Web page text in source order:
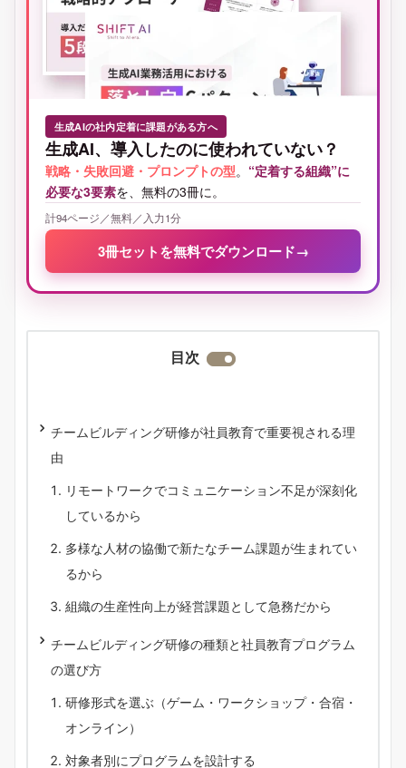
生成AIの社内定着に課題がある方へ
生成AI、導入したのに使われていない？
戦略・失敗回避・プロンプトの型。 “定着する組織”に
必要な3要素を、無料の3冊に。
計94ページ／無料／入力1分
3冊セットを無料でダウンロード→
目次
チームビルディング研修が社員教育で重要視される理
由
リモートワークでコミュニケーション不足が深刻化
しているから
多様な人材の協働で新たなチーム課題が生まれてい
るから
組織の生産性向上が経営課題として急務だから
チームビルディング研修の種類と社員教育プログラム
の選び方
研修形式を選ぶ（ゲーム・ワークショップ・合宿・
オンライン）
対象者別にプログラムを設計する